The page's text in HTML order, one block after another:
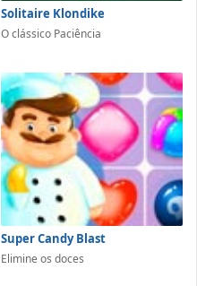
Solitaire Klondike
O clássico Paciência
Super Candy Blast
Elimine os doces